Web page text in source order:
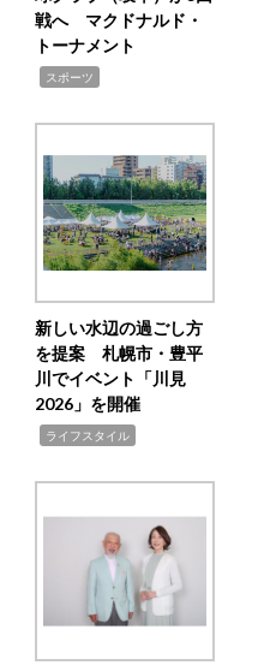
戦へ マクドナルド・
トーナメント
スポーツ
新しい水辺の過ごし方
を提案 札幌市・豊平
川でイベント「川見
2026」を開催
ライフスタイル